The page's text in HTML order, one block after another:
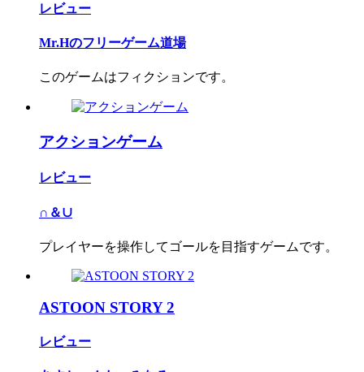
レビュー
Mr.Hのフリーゲーム道場
このゲームはフィクションです。
アクションゲーム
レビュー
∩＆∪
プレイヤーを操作してゴールを目指すゲームです。
ASTOON STORY 2
レビュー